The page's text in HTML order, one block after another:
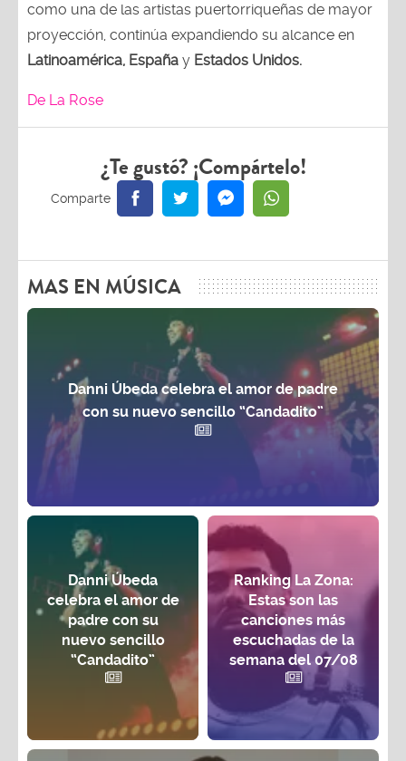
como una de las artistas puertorriqueñas de mayor
proyección, continúa expandiendo su alcance en
Latinoamérica, España y Estados Unidos.
De La Rose
¿Te gustó? ¡Compártelo!
MAS EN MÚSICA
Danni Úbeda celebra el amor de padre
con su nuevo sencillo “Candadito”
Danni Úbeda
celebra el amor de
padre con su
nuevo sencillo
“Candadito”
Ranking La Zona:
Estas son las
canciones más
escuchadas de la
semana del 07/08